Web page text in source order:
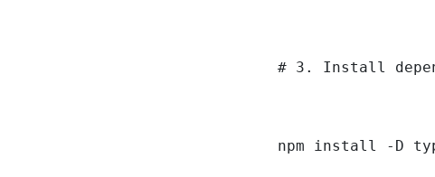
# 3. Install
npm install -D